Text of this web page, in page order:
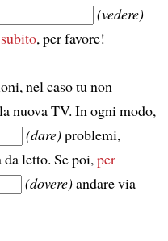
(vedere)
subito, per favore!
nel caso tu non
nuova TV. In ogni modo,
(dare)problemi,
letto. Se poi, per
(dovere)andare via